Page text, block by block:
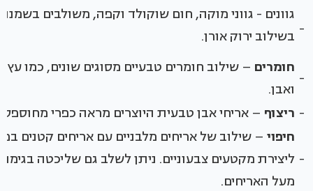
-
גוונים - גווני מוקה, חום שוקולד וקפה, משולבים
בשילוב ירוק אורן.
-
חומרים – שילוב חומרים טבעיים מסוגים שונים, כמו עץ
ואבן.
- ריצוף – אריחי אבן טבעית היוצרים מראה כפרי
-
חיפוי – שילוב של אריחים מלבניים עם אריחים קטנים
ליצירת מקטעים צבעוניים. ניתן לשלב גם שליכטה
מעל האריחים.